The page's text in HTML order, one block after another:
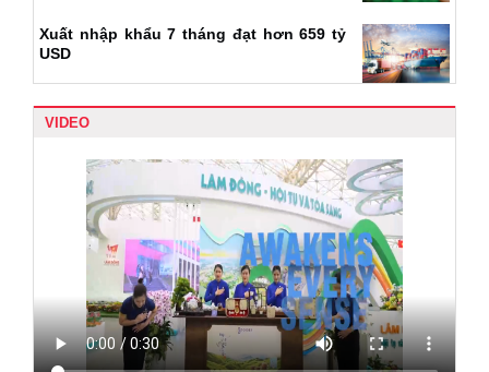
Xuất nhập khẩu 7 tháng đạt hơn 659 tỷ
USD
VIDEO